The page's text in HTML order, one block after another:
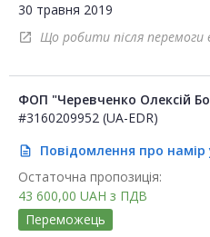
30 травня 2019
open_in_new Що робити після перемоги
ФОП "Черевченко Олексій
#3160209952 (UA-EDR)
description
Повідомлення про намір
Остаточна пропозиція:
43 600,00 UAH з ПДВ
Переможець